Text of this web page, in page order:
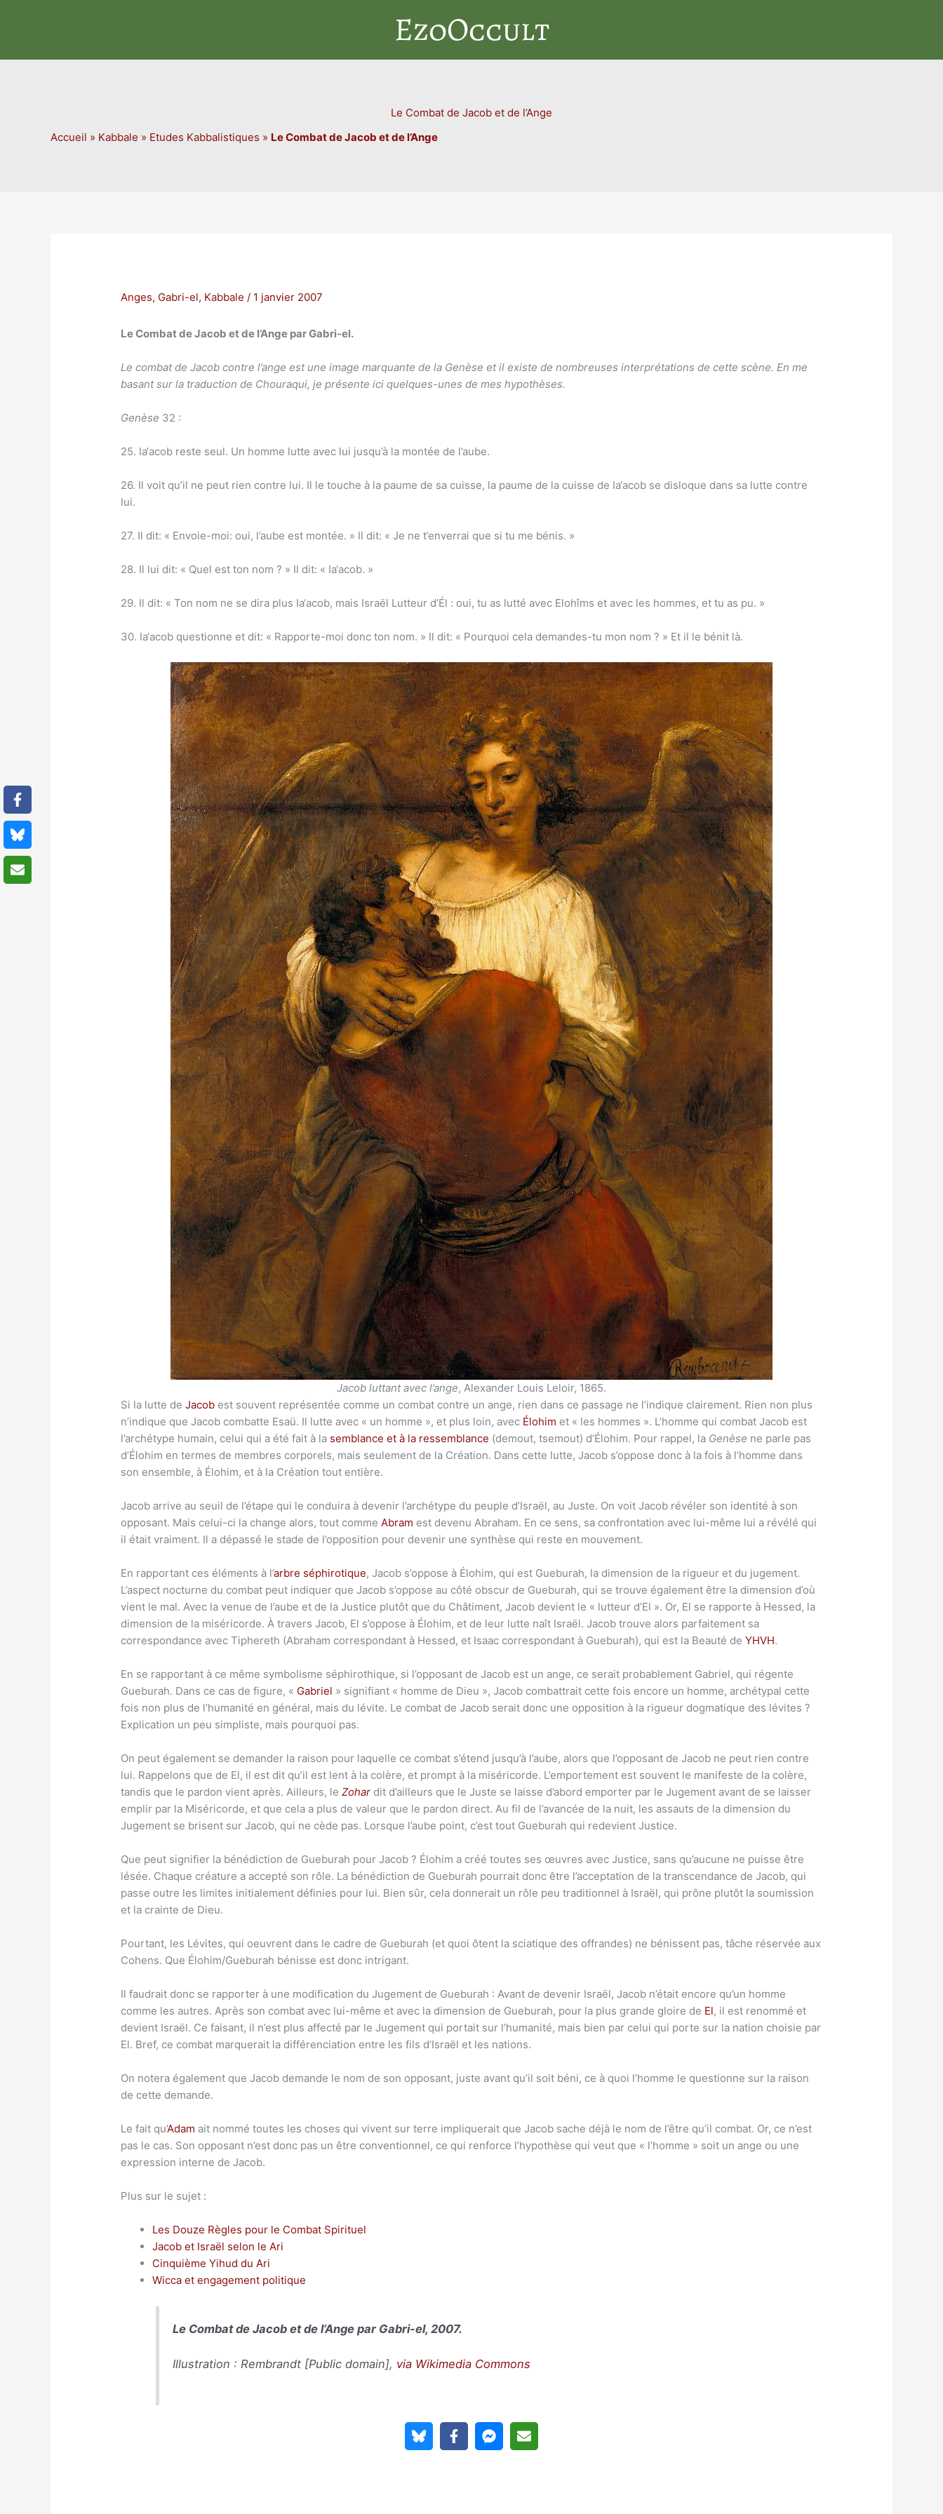
EzoOccult
Le Combat de Jacob et de l’Ange
Accueil » Kabbale » Etudes Kabbalistiques » Le Combat de Jacob et de l’Ange
Anges, Gabri-el, Kabbale / 1 janvier 2007
Le Combat de Jacob et de l’Ange par Gabri-el.
Le combat de Jacob contre l’ange est une image marquante de la Genèse et il existe de nombreuses interprétations de cette scène. En me
basant sur la traduction de Chouraqui, je présente ici quelques-unes de mes hypothèses.
Genèse 32 :
25. Ia‘acob reste seul. Un homme lutte avec lui jusqu’à la montée de l’aube.
26. Il voit qu’il ne peut rien contre lui. Il le touche à la paume de sa cuisse, la paume de la cuisse de Ia‘acob se disloque dans sa lutte contre
lui.
27. Il dit: « Envoie-moi: oui, l’aube est montée. » Il dit: « Je ne t’enverrai que si tu me bénis. »
28. Il lui dit: « Quel est ton nom ? » Il dit: « Ia‘acob. »
29. Il dit: « Ton nom ne se dira plus Ia‘acob, mais Israël Lutteur d’Él : oui, tu as lutté avec Elohîms et avec les hommes, et tu as pu. »
30. Ia‘acob questionne et dit: « Rapporte-moi donc ton nom. » Il dit: « Pourquoi cela demandes-tu mon nom ? » Et il le bénit là.
Jacob luttant avec l’ange, Alexander Louis Leloir, 1865.
Si la lutte deJacob est souvent représentée comme un combat contre un ange, rien dans ce passage ne l’indique clairement. Rien non plus
n’indique que Jacob combatte Esaü. Il lutte avec « un homme », et plus loin, avec Élohim et « les hommes ». L’homme qui combat Jacob est
l’archétype humain, celui qui a été fait à la semblance et à la ressemblance (demout, tsemout) d’Élohim. Pour rappel, la Genèse ne parle pas
d’Élohim en termes de membres corporels, mais seulement de la Création. Dans cette lutte, Jacob s’oppose donc à la fois à l’homme dans
son ensemble, à Élohim, et à la Création tout entière.
Jacob arrive au seuil de l’étape qui le conduira à devenir l’archétype du peuple d’Israël, au Juste. On voit Jacob révéler son identité à son
opposant. Mais celui-ci la change alors, tout commeAbram est devenu Abraham. En ce sens, sa confrontation avec lui-même lui a révélé qui
il était vraiment. Il a dépassé le stade de l’opposition pour devenir une synthèse qui reste en mouvement.
En rapportant ces éléments à l’arbre séphirotique, Jacob s’oppose à Élohim, qui est Gueburah, la dimension de la rigueur et du jugement.
L’aspect nocturne du combat peut indiquer que Jacob s’oppose au côté obscur de Gueburah, qui se trouve également être la dimension d’où
vient le mal. Avec la venue de l’aube et de la Justice plutôt que du Châtiment, Jacob devient le « lutteur d’El ». Or, El se rapporte à Hessed, la
dimension de la miséricorde. À travers Jacob, El s’oppose à Élohim, et de leur lutte naît Israël. Jacob trouve alors parfaitement sa
correspondance avec Tiphereth (Abraham correspondant à Hessed, et Isaac correspondant à Gueburah), qui est la Beauté deYHVH.
En se rapportant à ce même symbolisme séphirothique, si l’opposant de Jacob est un ange, ce serait probablement Gabriel, qui régente
Gueburah. Dans ce cas de figure, « Gabriel » signifiant « homme de Dieu », Jacob combattrait cette fois encore un homme, archétypal cette
fois non plus de l’humanité en général, mais du lévite. Le combat de Jacob serait donc une opposition à la rigueur dogmatique des lévites ?
Explication un peu simpliste, mais pourquoi pas.
On peut également se demander la raison pour laquelle ce combat s’étend jusqu’à l’aube, alors que l’opposant de Jacob ne peut rien contre
lui. Rappelons que de El, il est dit qu’il est lent à la colère, et prompt à la miséricorde. L’emportement est souvent le manifeste de la colère,
tandis que le pardon vient après. Ailleurs, leZohar dit d’ailleurs que le Juste se laisse d’abord emporter par le Jugement avant de se laisser
emplir par la Miséricorde, et que cela a plus de valeur que le pardon direct. Au fil de l’avancée de la nuit, les assauts de la dimension du
Jugement se brisent sur Jacob, qui ne cède pas. Lorsque l’aube point, c’est tout Gueburah qui redevient Justice.
Que peut signifier la bénédiction de Gueburah pour Jacob ? Élohim a créé toutes ses œuvres avec Justice, sans qu’aucune ne puisse être
lésée. Chaque créature a accepté son rôle. La bénédiction de Gueburah pourrait donc être l’acceptation de la transcendance de Jacob, qui
passe outre les limites initialement définies pour lui. Bien sûr, cela donnerait un rôle peu traditionnel à Israël, qui prône plutôt la soumission
et la crainte de Dieu.
Pourtant, les Lévites, qui oeuvrent dans le cadre de Gueburah (et quoi ôtent la sciatique des offrandes) ne bénissent pas, tâche réservée aux
Cohens. Que Élohim/Gueburah bénisse est donc intrigant.
Il faudrait donc se rapporter à une modification du Jugement de Gueburah : Avant de devenir Israël, Jacob n’était encore qu’un homme
comme les autres. Après son combat avec lui-même et avec la dimension de Gueburah, pour la plus grande gloire de El, il est renommé et
devient Israël. Ce faisant, il n’est plus affecté par le Jugement qui portait sur l’humanité, mais bien par celui qui porte sur la nation choisie par
El. Bref, ce combat marquerait la différenciation entre les fils d’Israël et les nations.
On notera également que Jacob demande le nom de son opposant, juste avant qu’il soit béni, ce à quoi l’homme le questionne sur la raison
de cette demande.
Le fait qu’Adam ait nommé toutes les choses qui vivent sur terre impliquerait que Jacob sache déjà le nom de l’être qu’il combat. Or, ce n’est
pas le cas. Son opposant n’est donc pas un être conventionnel, ce qui renforce l’hypothèse qui veut que « l’homme » soit un ange ou une
expression interne de Jacob.
Plus sur le sujet :
Les Douze Règles pour le Combat Spirituel
Jacob et Israël selon le Ari
Cinquième Yihud du Ari
Wicca et engagement politique
Le Combat de Jacob et de l’Ange par Gabri-el, 2007.
Illustration : Rembrandt [Public domain], via Wikimedia Commons